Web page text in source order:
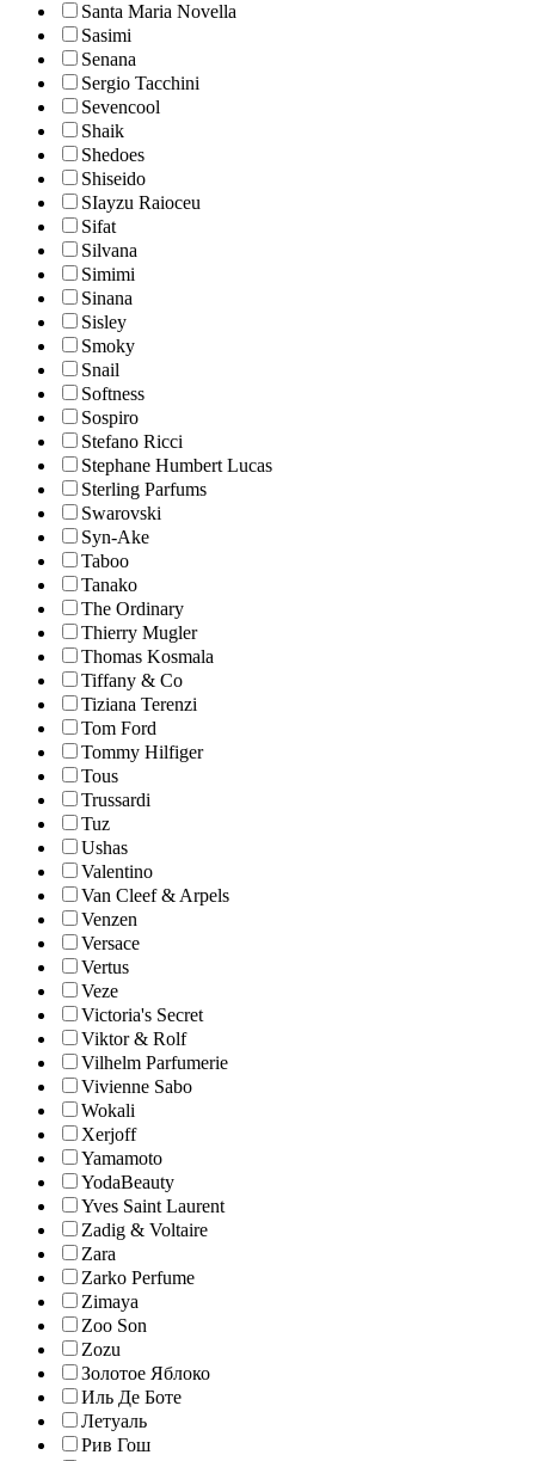
Santa Maria Novella
Sasimi
Senana
Sergio Tacchini
Sevencool
Shaik
Shedoes
Shiseido
SIayzu Raioceu
Sifat
Silvana
Simimi
Sinana
Sisley
Smoky
Snail
Softness
Sospiro
Stefano Ricci
Stephane Humbert Lucas
Sterling Parfums
Swarovski
Syn-Ake
Taboo
Tanako
The Ordinary
Thierry Mugler
Thomas Kosmala
Tiffany & Co
Tiziana Terenzi
Tom Ford
Tommy Hilfiger
Tous
Trussardi
Tuz
Ushas
Valentino
Van Cleef & Arpels
Venzen
Versace
Vertus
Veze
Victoria's Secret
Viktor & Rolf
Vilhelm Parfumerie
Vivienne Sabo
Wokali
Xerjoff
Yamamoto
YodaBeauty
Yves Saint Laurent
Zadig & Voltaire
Zara
Zarko Perfume
Zimaya
Zoo Son
Zozu
Золотое Яблоко
Иль Де Боте
Летуаль
Рив Гош